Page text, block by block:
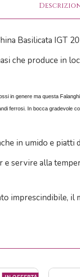
Basilicata IGT
che produce in
in genere ma questa
ferrosi. In bocca gradevole
in umido e piatti
servire alla
imprescindibile,